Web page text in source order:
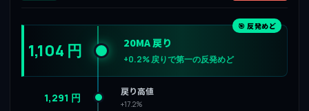
🎯 反発めど
1,104 円 20MA 戻り
+0.2% 戻りで第一の反発めど
1,291 円 戻り高値
+17.2%